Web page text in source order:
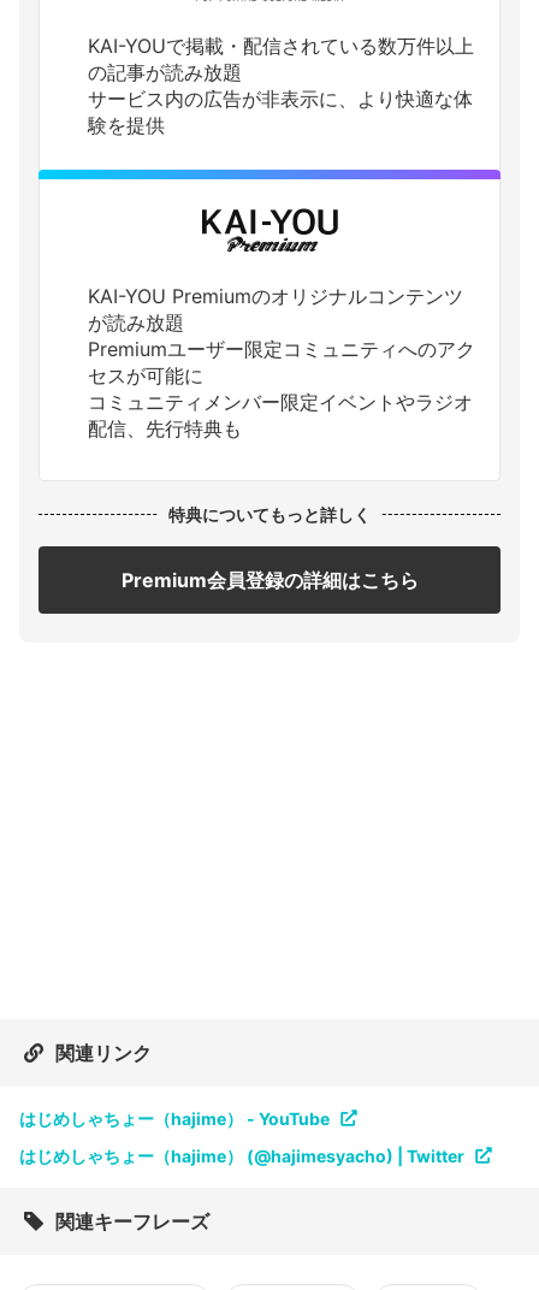
KAI-YOUで掲載・配信されている数万件以上
の記事が読み放題
サービス内の広告が非表示に、より快適な体
験を提供
KAI-YOU Premiumのオリジナルコンテンツ
が読み放題
Premiumユーザー限定コミュニティへのアク
セスが可能に
コミュニティメンバー限定イベントやラジオ
配信、先行特典も
特典についてもっと詳しく
Premium会員登録の詳細はこちら
関連リンク
はじめしゃちょー（hajime） - YouTube
はじめしゃちょー（hajime） (@hajimesyacho) | Twitter
関連キーフレーズ